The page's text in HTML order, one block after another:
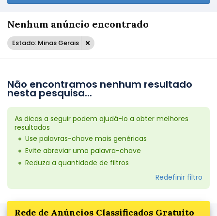
Nenhum anúncio encontrado
Estado: Minas Gerais
Não encontramos nenhum resultado
nesta pesquisa...
As dicas a seguir podem ajudá-lo a obter melhores
resultados
Use palavras-chave mais genéricas
Evite abreviar uma palavra-chave
Reduza a quantidade de filtros
Redefinir filtro
Rede de Anúncios Classificados Gratuito